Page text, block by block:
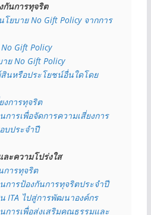
กันการทุจริต
ยบาย No Gift Policy จากการ
Gift Policy
ย No Gift Policy
นหรือประโยชน์อื่นใดโดย
งการทุจริต
ารเพื่อจัดการความเสี่ยงการ
บประจำปี
ะความโปร่งใส
การทุจริต
การป้องกันการทุจริตประจำปี
ITA ไปสู่การพัฒนาองค์กร
การเพื่อส่งเสริมคุณธรรมและ